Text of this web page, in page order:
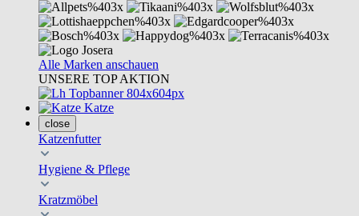
Alle Marken anschauen
UNSERE TOP AKTION
Katze
close
Katzenfutter
Hygiene & Pflege
Kratzmöbel